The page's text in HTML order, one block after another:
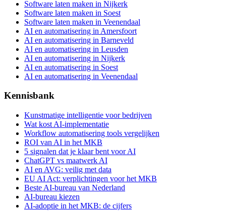
Software laten maken in Nijkerk
Software laten maken in Soest
Software laten maken in Veenendaal
AI en automatisering in Amersfoort
AI en automatisering in Barneveld
AI en automatisering in Leusden
AI en automatisering in Nijkerk
AI en automatisering in Soest
AI en automatisering in Veenendaal
Kennisbank
Kunstmatige intelligentie voor bedrijven
Wat kost AI-implementatie
Workflow automatisering tools vergelijken
ROI van AI in het MKB
5 signalen dat je klaar bent voor AI
ChatGPT vs maatwerk AI
AI en AVG: veilig met data
EU AI Act: verplichtingen voor het MKB
Beste AI-bureau van Nederland
AI-bureau kiezen
AI-adoptie in het MKB: de cijfers